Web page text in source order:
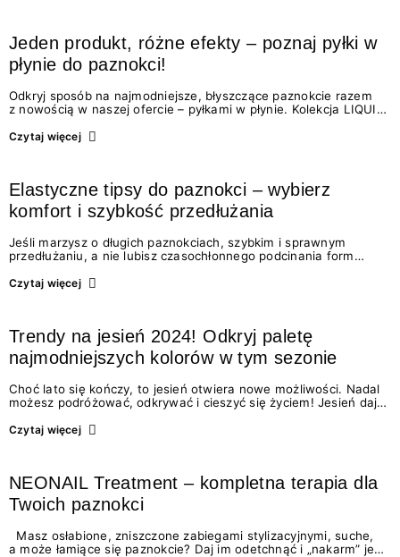
Jeden produkt, różne efekty – poznaj pyłki w
płynie do paznokci!
Odkryj sposób na najmodniejsze, błyszczące paznokcie razem
z nowością w naszej ofercie – pyłkami w płynie. Kolekcja LIQUID
idealne na każdą okazję! Pokryją Twoją płytkę atrakcyjnym
Czytaj więcej
Elastyczne tipsy do paznokci – wybierz
komfort i szybkość przedłużania
Jeśli marzysz o długich paznokciach, szybkim i sprawnym
przedłużaniu, a nie lubisz czasochłonnego podcinania form
dla Ciebie!Poznaj zestaw elastycznych tipsówInvisibleFlexiTips,
Czytaj więcej
Trendy na jesień 2024! Odkryj paletę
najmodniejszych kolorów w tym sezonie
Choć lato się kończy, to jesień otwiera nowe możliwości. Nadal
możesz podróżować, odkrywać i cieszyć się życiem! Jesień daje
swój mani! Niech będzie uzupełnieniem Twojego looku
Czytaj więcej
NEONAIL Treatment – kompletna terapia dla
Twoich paznokci
Masz osłabione, zniszczone zabiegami stylizacyjnymi, suche,
a może łamiące się paznokcie? Daj im odetchnąć i „nakarm” je